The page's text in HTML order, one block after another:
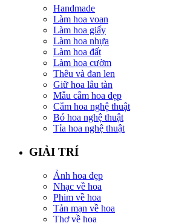
Handmade
Làm hoa voan
Làm hoa giấy
Làm hoa nhựa
Làm hoa đất
Làm hoa cườm
Thêu và đan len
Giữ hoa lâu tàn
Mẫu cắm hoa đẹp
Cắm hoa nghệ thuật
Bó hoa nghệ thuật
Tỉa hoa nghệ thuật
GIẢI TRÍ
Ảnh hoa đẹp
Nhạc về hoa
Phim về hoa
Tản mạn về hoa
Thơ về hoa